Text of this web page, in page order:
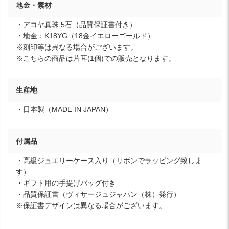
地金・素材
・アコヤ真珠 5石（品質保証書付き）
・地金：K18YG（18金イエローゴールド）
※刻印等は異なる場合がございます。
※こちらの商品は片耳(1個)での販売となります。
生産地
・日本製（MADE IN JAPAN）
付属品
・高級ジュエリーケース入り（リボンでラッピング致しま
す）
・ギフト用の手提げバッグ付き
・品質保証書（ヴィサージュジャパン（株）発行）
※保証書デザインは異なる場合がございます。